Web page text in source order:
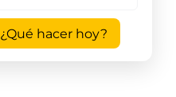
¿Qué hacer hoy?